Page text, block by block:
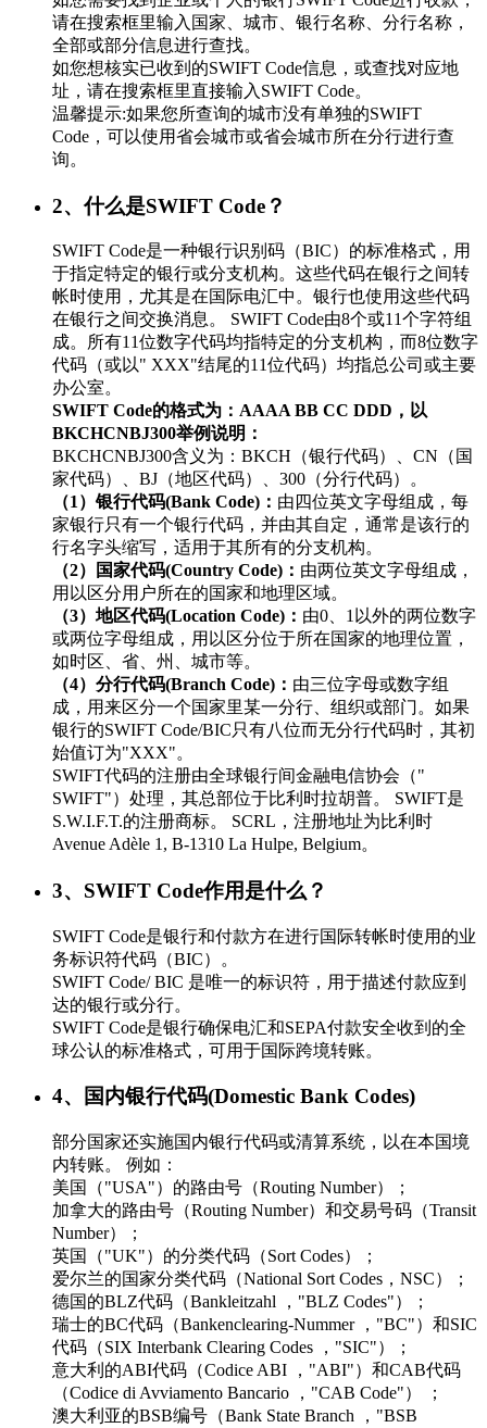
请在搜索框里输入国家、城市、银行名称、分行名称，
全部或部分信息进行查找。
如您想核实已收到的SWIFT Code信息，或查找对应地
址，请在搜索框里直接输入SWIFT Code。
温馨提示:如果您所查询的城市没有单独的SWIFT
Code，可以使用省会城市或省会城市所在分行进行查
询。
2、什么是SWIFT Code？
SWIFT Code是一种银行识别码（BIC）的标准格式，用
于指定特定的银行或分支机构。这些代码在银行之间转
帐时使用，尤其是在国际电汇中。银行也使用这些代码
在银行之间交换消息。 SWIFT Code由8个或11个字符组
成。所有11位数字代码均指特定的分支机构，而8位数字
代码（或以" XXX"结尾的11位代码）均指总公司或主要
办公室。
SWIFT Code的格式为：AAAA BB CC DDD，以
BKCHCNBJ300举例说明：
BKCHCNBJ300含义为：BKCH（银行代码）、CN（国
家代码）、BJ（地区代码）、300（分行代码）。
（1）银行代码(Bank Code)： 由四位英文字母组成，每
家银行只有一个银行代码，并由其自定，通常是该行的
行名字头缩写，适用于其所有的分支机构。
（2）国家代码(Country Code)： 由两位英文字母组成，
用以区分用户所在的国家和地理区域。
（3）地区代码(Location Code)： 由0、1以外的两位数字
或两位字母组成，用以区分位于所在国家的地理位置，
如时区、省、州、城市等。
（4）分行代码(Branch Code)： 由三位字母或数字组
成，用来区分一个国家里某一分行、组织或部门。如果
银行的SWIFT Code/BIC只有八位而无分行代码时，其初
始值订为"XXX"。
SWIFT代码的注册由全球银行间金融电信协会（"
SWIFT"）处理，其总部位于比利时拉胡普。 SWIFT是
S.W.I.F.T.的注册商标。 SCRL，注册地址为比利时
Avenue Adèle 1, B-1310 La Hulpe, Belgium。
3、SWIFT Code作用是什么？
SWIFT Code是银行和付款方在进行国际转帐时使用的业
务标识符代码（BIC）。
SWIFT Code/ BIC 是唯一的标识符，用于描述付款应到
达的银行或分行。
SWIFT Code是银行确保电汇和SEPA付款安全收到的全
球公认的标准格式，可用于国际跨境转账。
4、国内银行代码(Domestic Bank Codes)
部分国家还实施国内银行代码或清算系统，以在本国境
内转账。 例如：
美国（"USA"）的路由号（Routing Number）；
加拿大的路由号（Routing Number）和交易号码（Transit
Number）；
英国（"UK"）的分类代码（Sort Codes）；
爱尔兰的国家分类代码（National Sort Codes，NSC）；
德国的BLZ代码（Bankleitzahl ，"BLZ Codes"）；
瑞士的BC代码（Bankenclearing-Nummer ，"BC"）和SIC
代码（SIX Interbank Clearing Codes ，"SIC"）；
意大利的ABI代码（Codice ABI ，"ABI"）和CAB代码
（Codice di Avviamento Bancario ，"CAB Code"） ；
澳大利亚的BSB编号（Bank State Branch ，"BSB